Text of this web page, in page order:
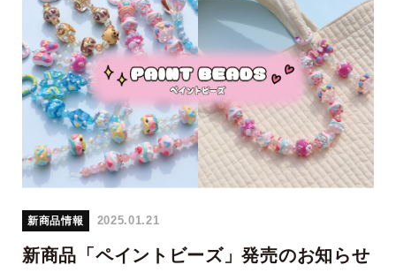
新商品情報 2025.01.21
新商品「ペイントビーズ」発売のお知らせ